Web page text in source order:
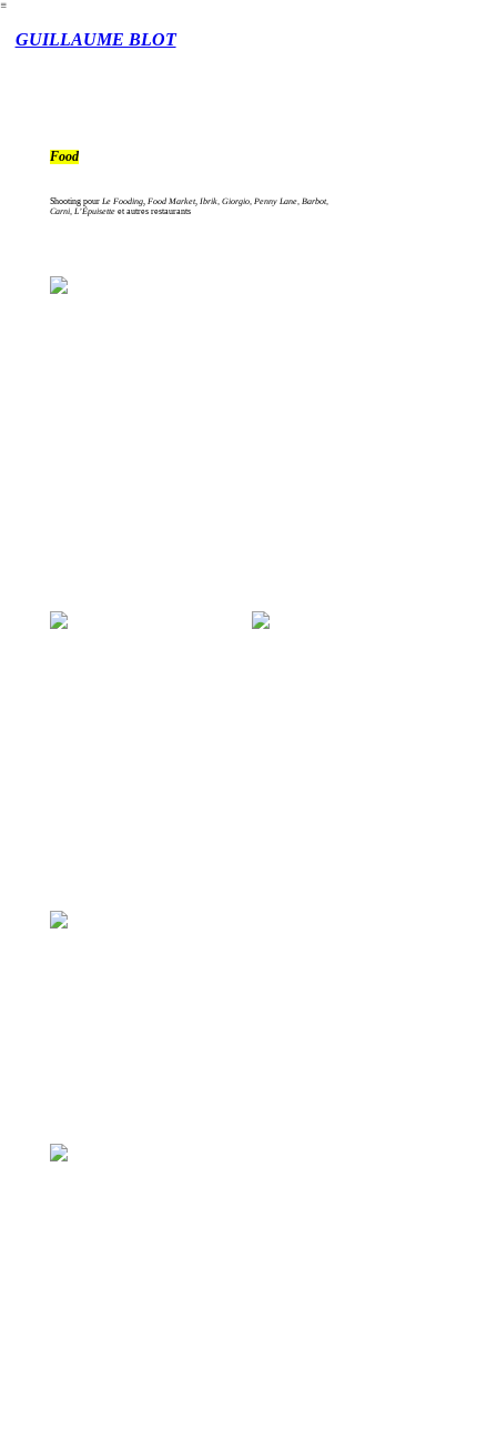
︎
GUILLAUME BLOT
Food
Shooting pourLe Fooding,Food Market,Ibrik, Giorgio, Penny Lane, Barbot,
Carni, L’Épuisette et autres restaurants